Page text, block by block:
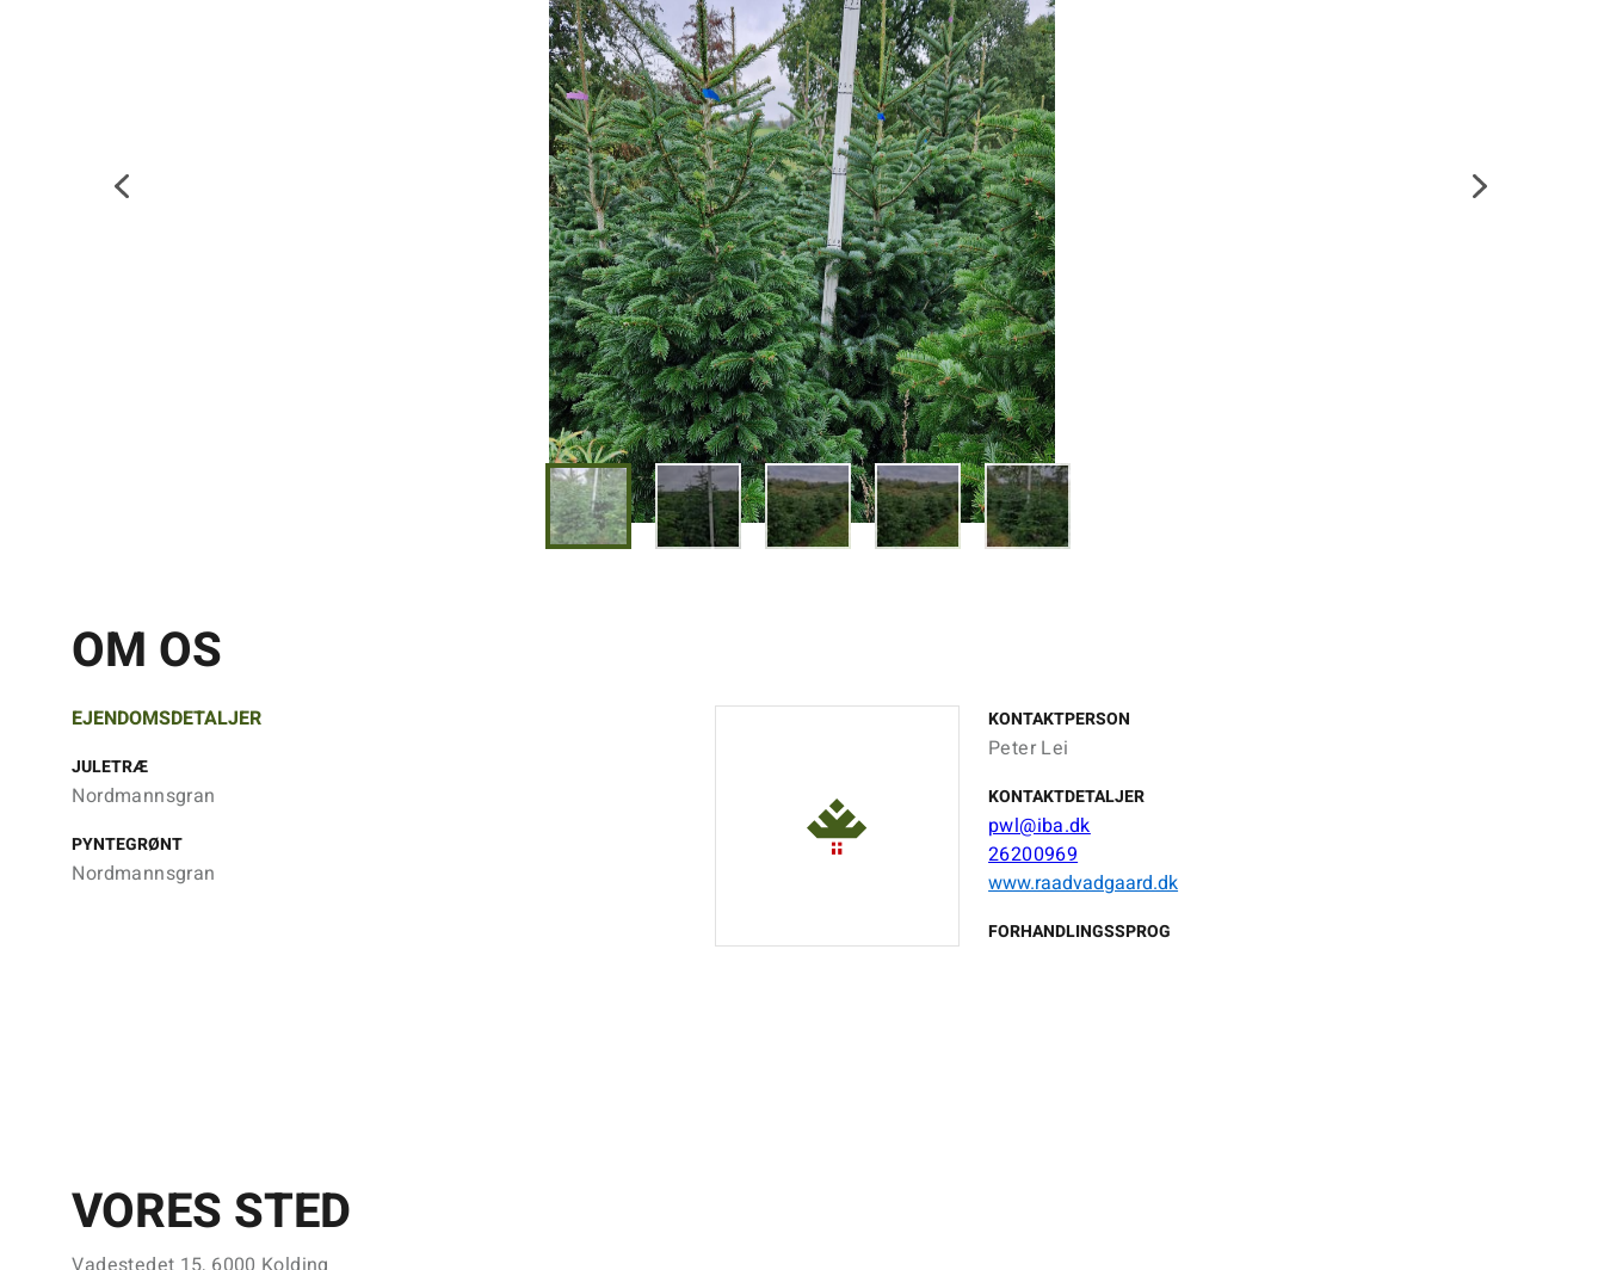
OM OS
EJENDOMSDETALJER
JULETRÆ
Nordmannsgran
PYNTEGRØNT
Nordmannsgran
KONTAKTPERSON
Peter Lei
KONTAKTDETALJER
pwl@iba.dk
26200969
www.raadvadgaard.dk
FORHANDLINGSSPROG
VORES STED